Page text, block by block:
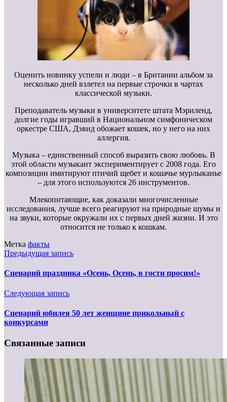
Оценить новинку успели и люди – в Британии альбом за
несколько дней взлетел на первые строчки в чартах
классической музыки.
Преподаватель музыки в университете штата Мэриленд,
долгие годы игравший в Национальном симфоническом
оркестре США, Дэвид обожает кошек, но у него на них
аллергия.
Музыка – единственный способ выразить свою любовь. В
этой области музыкант экспериментирует с 2008 года. Его
композиции имитируют птичий щебет и кошачье мурлыканье
– для этого используются 26 инструментов.
Млекопитающие, как доказали многочисленные
исследования, лучше всего реагируют на природные шумы и
на звуки, которые окружали их с первых дней жизни. И это
относится не только к кошкам.
Метка факты
Предыдущая запись
Сценарий праздника «Осень, Осень, в гости просим!»
Следующая запись
Сценарий юбилея 50 лет женщине прикольный с
конкурсами
Связанные записи